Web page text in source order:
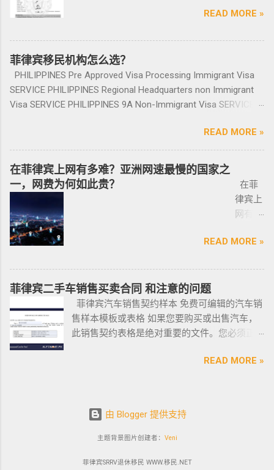
题也可以询问。 遣返回国的流程是什么？ 1. 先
提交到移民局，等待a...
讳的号码； 5、车钥匙一般是2-三把，2把自动1
合同、一份保险、 一份OR/CR文件，这些一定
要放在家里保存好，OR/CR可以复印两张放到车
里备用 ； 想了解更多最新信息欢迎联系和咨询
我们，微信：BGC998 电报@BGC998 Whats
优先使用TG免验证，咨询请主动告知咨询项
目，菲律宾MAKATI 实体公司，客户 隐私保护
安全 可靠，可以安排工作人员上门取...
赎回存款。 房产投资类： （1）存款可全
（2）房产不能出售，但可用于出租； （3）
申请人需要拿到菲律宾的房产证，才能在PRA申
请置换之前办理SRRV身份时存入的存款。 申
请流程： 1、申请人提供基础的申请材料做初
审，后转款两万美金到相关部门； 2、审核该
存款的安全性，申请人需要入境菲律宾完成后
报道后
上。
咨询微
信
8 小
飞机
998 菲
律宾马
尼拉
——移
民局
民，他
们只能
在 3 月
为您精彩呈现菲律宾房子,来居外投资菲律宾房
等业务. 专注于菲律宾不动产市场，是菲律宾最
大的外国人不动产服务机构之一，主要服务在
菲外国人以及在菲工作生活的业主和租客，提
供一站式中文/英文资讯服务。供菲律宾的新
房、二手房、特价房、二手楼花、开发商、投
资指南等房产信息,为房产投资者菲律宾买房提
供帮助. 我们的运营团队拥有数十年在菲律宾生
态。 ●菲律宾998不动产机构 998 Real Estate
长期紧密协作知名的菲律宾各大地产开发商以
及合规中介资源公司为主要合作伙伴，集合更
多资源，能针对外国投资者提供从不动产精
产养护 等全方位管理服务； 菲律宾998不动产
断提升客户体验，推动菲律宾行业的进步，让
房产交易变得更加轻松和愉悦！ ●我们珍惜每一
位客户的托付，客户的信赖是我们最大的动
力。 任何关于菲律宾房产买卖 交易 相关的问题
欢迎咨询 我们 Telegram 电报 @VBW777 但随
复，预计今年供应将再次强劲增长。事实上，
Resort I – Scent Tower, S...
要菲律
前往印
印尼签
证？
泰国出
印尼办
理印尼
亚出发
前往印
尼办理
印尼签
印尼办
理印尼
签证？
出发前
READ MORE »
菲律宾移民机构怎么选？
PHILIPPINES Pre Approved Visa Processing Immigrant Visa
SERVICE PHILIPPINES Regional Headquarters non Immigrant
Visa SERVICE PHILIPPINES 9A Non-Immigrant Visa SERVICE
Pre-Arranged Employment Visa SERVICE PHILIPPINES Special
Investor’s Resident Visa SERVICE PHILIPPINES Special
Resident Retiree’s Visa SERVICE It’s Business Permit Renewal
Time for 2022 PHILIPPINES PHILIPPINES Business Structures
and Entities SERVICE PHILIPPINES Office Setup Services
PHILIPPINES Human Resources Consulting SERVICE
PHILIPPINES Call Center and BPO Setup SERVICE PHILIPPINES
Recruitment & Executive Search Services PHILIPPINES Tax
SERVICE PHILIPPINES Labor Consulting SERVICE PHILIPPINES
Setting-Up a Representative Office SERVICE PHILIPPINES
Forming a Corporation service PHILIPPINES Visa and
Immigration Service PHILIPPINES Sole Proprietorship Busin...
READ MORE »
在菲律宾上网有多难？亚洲网速最慢的国家之
一，网费为何如此贵？
在菲
律宾上
网有多
为一名
律宾有
游学经
验的小
编，我
方面还
READ MORE »
菲律宾二手车销售买卖合同 和注意的问题
菲律宾汽车销售契约样本 免费可编辑的汽车销
售样本模板或表格 如果您要购买或出售汽车，
此销售契约表格是绝对重要的文件。您必须正
可以为您将来节省大量工作和头痛。这是一个
这在菲律宾可用且有效。 链接到销售契约
(DOS) 如果您已经知道该怎么做，这里是一个完
全可编辑的销售契约示例文件的链接：绝对销
段，您就可以开始了。有关 DOS 的更多信息，
READ MORE »
由 Blogger 提供支持
主题背景图片创建者： Veni
菲律宾SRRV退休移民 WWW.移民.NET